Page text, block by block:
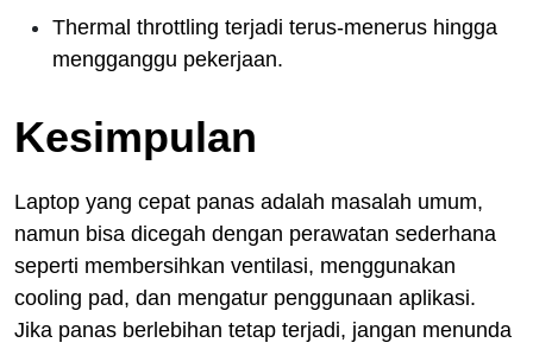
Thermal throttling terjadi terus-menerus hingga
mengganggu pekerjaan.
Kesimpulan
Laptop yang cepat panas adalah masalah umum,
namun bisa dicegah dengan perawatan sederhana
seperti membersihkan ventilasi, menggunakan
cooling pad, dan mengatur penggunaan aplikasi.
Jika panas berlebihan tetap terjadi, jangan menunda